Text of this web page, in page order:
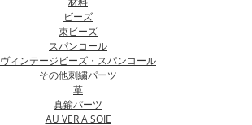
ビーズ
束ビーズ
スパンコール
ヴィンテージビーズ・スパンコール
その他刺繍パーツ
革
真鍮パーツ
AU VER A SOIE